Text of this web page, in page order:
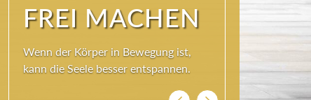
Schöner als im SKY SPA kann es im
so viel Himmel wird das Herz ganz
leicht und die Seele weit.